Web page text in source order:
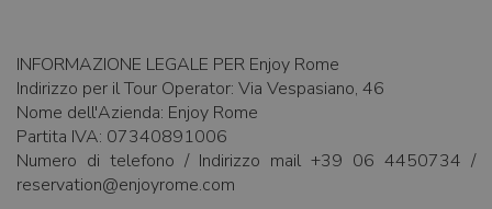
INFORMAZIONE LEGALE PER Enjoy Rome
Indirizzo per il Tour Operator: Via Vespasiano, 46
Nome dell'Azienda: Enjoy Rome
Partita IVA: 07340891006
Numero di telefono / Indirizzo mail +39 06 4450734 /
reservation@enjoyrome.com